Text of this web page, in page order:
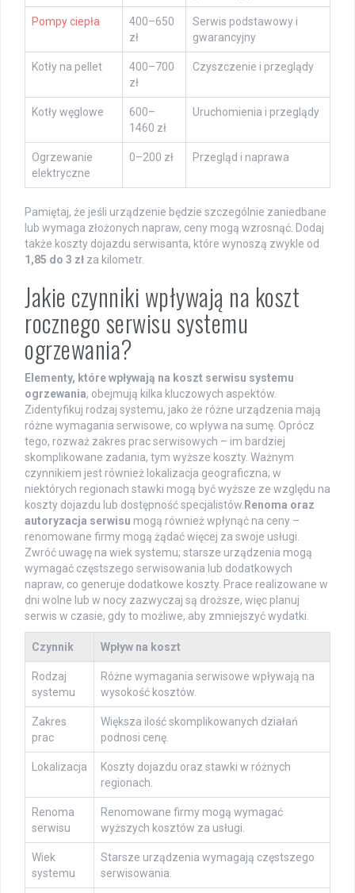
Pompy ciepła
400–650
zł
Serwis podstawowy i
gwarancyjny
Kotły na pellet
400–700
zł
Czyszczenie i przeglądy
Kotły węglowe
600–
1460 zł
Uruchomienia i przeglądy
Ogrzewanie
elektryczne
0–200 zł Przegląd i naprawa
Pamiętaj, że jeśli urządzenie będzie szczególnie zaniedbane
lub wymaga złożonych napraw, ceny mogą wzrosnąć. Dodaj
także koszty dojazdu serwisanta, które wynoszą zwykle od
1,85 do 3 zł za kilometr.
Jakie czynniki wpływają na koszt
rocznego serwisu systemu
ogrzewania?
Elementy, które wpływają na koszt serwisu systemu
ogrzewania, obejmują kilka kluczowych aspektów.
Zidentyfikuj rodzaj systemu, jako że różne urządzenia mają
różne wymagania serwisowe, co wpływa na sumę. Oprócz
tego, rozważ zakres prac serwisowych – im bardziej
skomplikowane zadania, tym wyższe koszty. Ważnym
czynnikiem jest również lokalizacja geograficzna; w
niektórych regionach stawki mogą być wyższe ze względu na
koszty dojazdu lub dostępność specjalistów. Renoma oraz
autoryzacja serwisu mogą również wpłynąć na ceny –
renomowane firmy mogą żądać więcej za swoje usługi.
Zwróć uwagę na wiek systemu; starsze urządzenia mogą
wymagać częstszego serwisowania lub dodatkowych
napraw, co generuje dodatkowe koszty. Prace realizowane w
dni wolne lub w nocy zazwyczaj są droższe, więc planuj
serwis w czasie, gdy to możliwe, aby zmniejszyć wydatki.
Czynnik Wpływ na koszt
Rodzaj
systemu
Różne wymagania serwisowe wpływają na
wysokość kosztów.
Zakres
prac
Większa ilość skomplikowanych działań
podnosi cenę.
Lokalizacja
Koszty dojazdu oraz stawki w różnych
regionach.
Renoma
serwisu
Renomowane firmy mogą wymagać
wyższych kosztów za usługi.
Wiek
systemu
Starsze urządzenia wymagają częstszego
serwisowania.